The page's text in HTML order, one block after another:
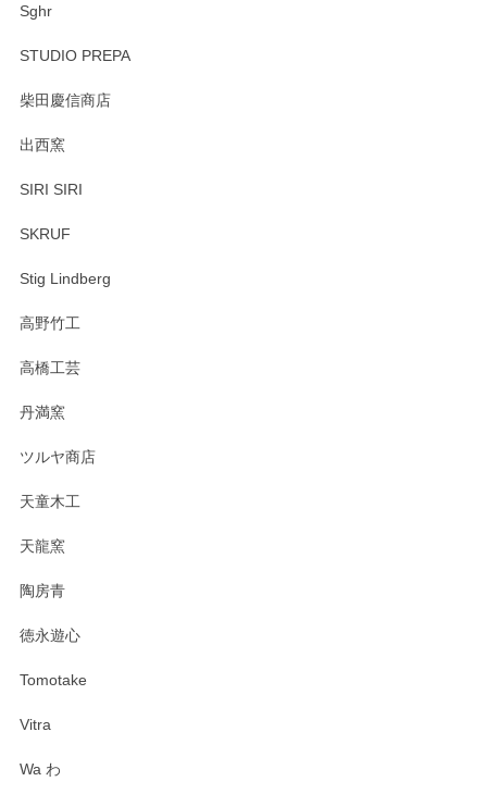
Sghr
STUDIO PREPA
柴田慶信商店
出西窯
SIRI SIRI
SKRUF
Stig Lindberg
高野竹工
高橋工芸
丹満窯
ツルヤ商店
天童木工
天龍窯
陶房青
徳永遊心
Tomotake
Vitra
Wa わ